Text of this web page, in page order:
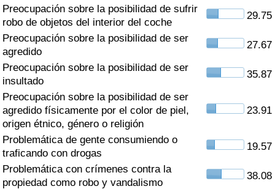
Preocupación sobre la posibilidad de sufrir
robo de objetos del interior del coche
29.75
Preocupación sobre la posibilidad de ser
agredido
27.67
Preocupación sobre la posibilidad de ser
insultado
35.87
Preocupación sobre la posibilidad de ser
agredido físicamente por el color de piel,
origen étnico, género o religión
23.91
Problemática de gente consumiendo o
traficando con drogas
19.57
Problemática con crímenes contra la
propiedad como robo y vandalismo
38.08
Índice de Sanidad
Índice de Sanidad por País
Contaminación
Índice de Contaminación (Actual)
Índice de contaminación
Índice de Contaminación por País